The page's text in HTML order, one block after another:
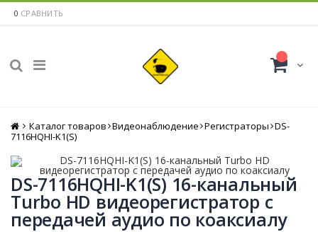
0 СРАВНИТЬ
Главная
Каталог товаров Видеонаблюдение Регистраторы DS-
7116HQHI-K1(S)
DS-7116HQHI-K1(S) 16-канальный
Turbo HD видеорегистратор c
передачей аудио по коаксиалу